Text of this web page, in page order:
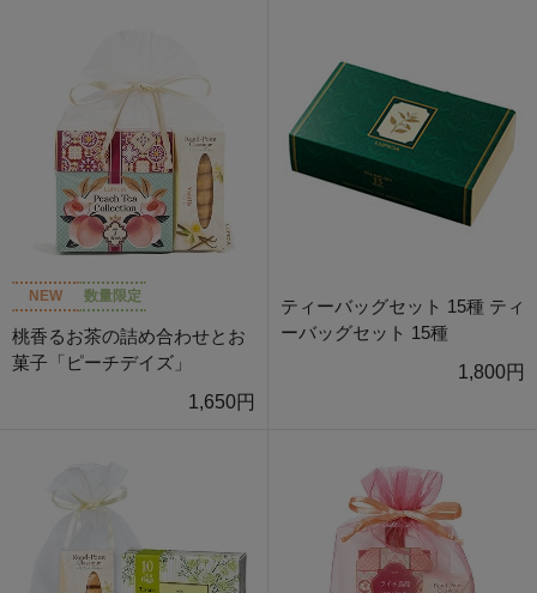
NEW 数量限定
桃香るお茶の詰め合わせとお
菓子「ピーチデイズ」
1,650円
ティーバッグセット 15種 ティ
ーバッグセット 15種
1,800円